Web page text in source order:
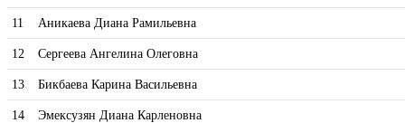
11 Аникаева Диана Рамильевна
12 Сергеева Ангелина Олеговна
13 Бикбаева Карина Васильевна
14 Эмексузян Диана Карленовна